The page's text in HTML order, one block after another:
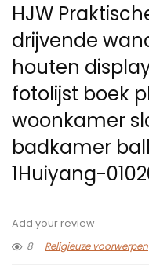
HJW
drijvende
houten
fotolijst boek
woonkamer
badkamer
1Huiyang-
Add your review
8
Religieuze voorwerpen